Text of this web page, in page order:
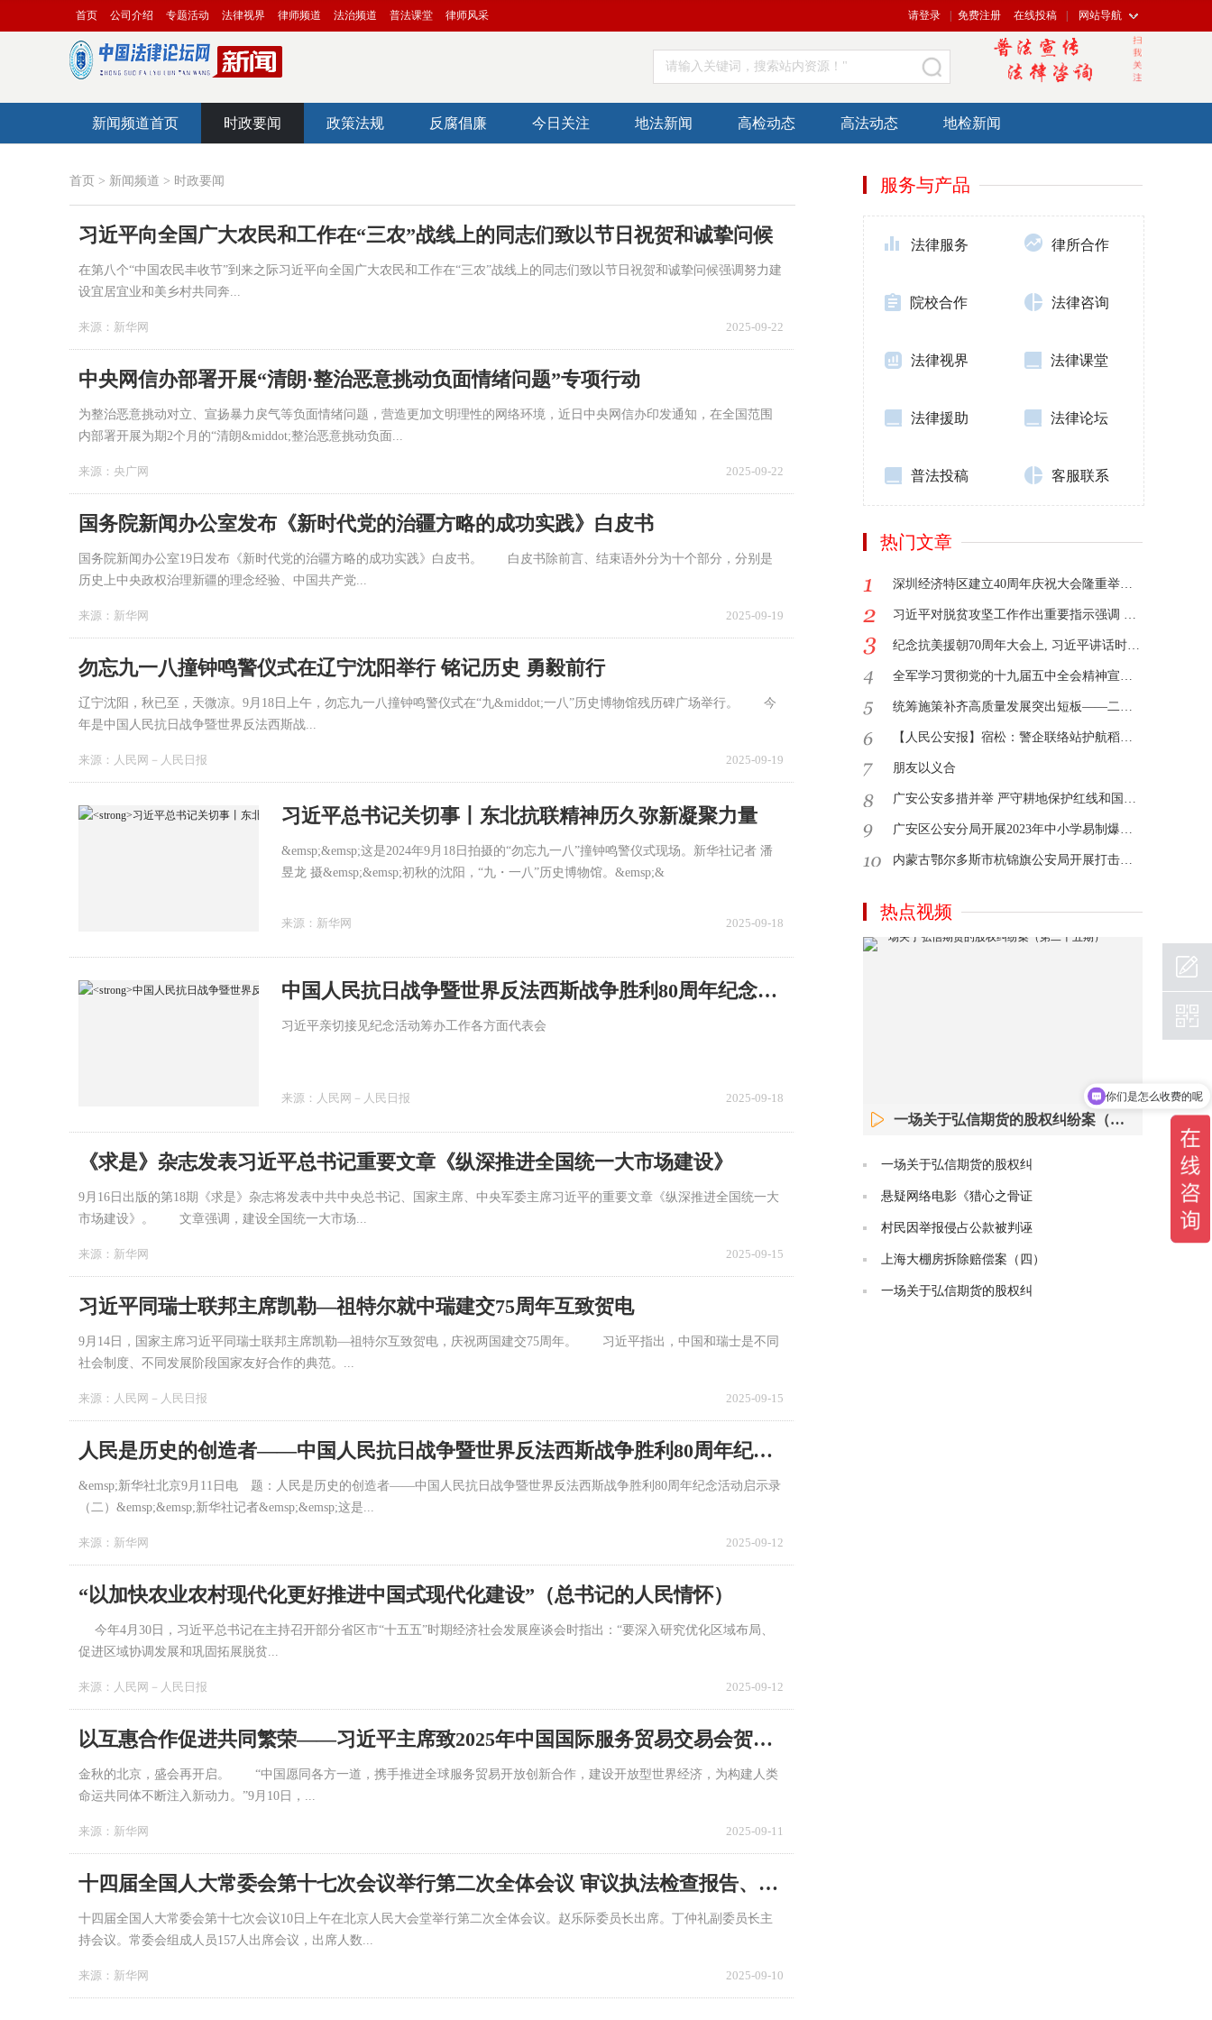
首页 公司介绍 专题活动 法律视界 律师频道 法治频道 普法课堂 律师风采 请登录 免费注册 在线投稿 网站导航
请输入关键词，搜索站内资源！"
新闻频道首页 时政要闻 政策法规 反腐倡廉 今日关注 地法新闻 高检动态 高法动态 地检新闻
首页 > 新闻频道 > 时政要闻
习近平向全国广大农民和工作在“三农”战线上的同志们致以节日祝贺和诚挚问候
在第八个“中国农民丰收节”到来之际习近平向全国广大农民和工作在“三农”战线上的同志们致以节日祝贺和诚挚问候强调努力建
设宜居宜业和美乡村共同奔...
来源： 新华网 2025-09-22
中央网信办部署开展“清朗·整治恶意挑动负面情绪问题”专项行动
为整治恶意挑动对立、宣扬暴力戾气等负面情绪问题，营造更加文明理性的网络环境，近日中央网信办印发通知，在全国范围
内部署开展为期2个月的“清朗&middot;整治恶意挑动负面...
来源： 央广网 2025-09-22
国务院新闻办公室发布《新时代党的治疆方略的成功实践》白皮书
国务院新闻办公室19日发布《新时代党的治疆方略的成功实践》白皮书。 白皮书除前言、结束语外分为十个部分，分别是
历史上中央政权治理新疆的理念经验、中国共产党...
来源： 新华网 2025-09-19
勿忘九一八撞钟鸣警仪式在辽宁沈阳举行 铭记历史 勇毅前行
辽宁沈阳，秋已至，天微凉。9月18日上午，勿忘九一八撞钟鸣警仪式在“九&middot;一八”历史博物馆残历碑广场举行。 今
年是中国人民抗日战争暨世界反法西斯战...
来源： 人民网－人民日报 2025-09-19
习近平总书记关切事丨东北抗联精神历久弥新凝聚力量
&emsp;&emsp;这是2024年9月18日拍摄的“勿忘九一八”撞钟鸣警仪式现场。新华社记者 潘
昱龙 摄&emsp;&emsp;初秋的沈阳，“九・一八”历史博物馆。&emsp;&
来源： 新华网 2025-09-18
中国人民抗日战争暨世界反法西斯战争胜利80周年纪念活动总结会议在京举行
习近平亲切接见纪念活动筹办工作各方面代表会
来源： 人民网－人民日报 2025-09-18
《求是》杂志发表习近平总书记重要文章《纵深推进全国统一大市场建设》
9月16日出版的第18期《求是》杂志将发表中共中央总书记、国家主席、中央军委主席习近平的重要文章《纵深推进全国统一大
市场建设》。 文章强调，建设全国统一大市场...
来源： 新华网 2025-09-15
习近平同瑞士联邦主席凯勒—祖特尔就中瑞建交75周年互致贺电
9月14日，国家主席习近平同瑞士联邦主席凯勒—祖特尔互致贺电，庆祝两国建交75周年。 习近平指出，中国和瑞士是不同
社会制度、不同发展阶段国家友好合作的典范。...
来源： 人民网－人民日报 2025-09-15
人民是历史的创造者——中国人民抗日战争暨世界反法西斯战争胜利80周年纪念活动启示录（二）
&emsp;新华社北京9月11日电 题：人民是历史的创造者——中国人民抗日战争暨世界反法西斯战争胜利80周年纪念活动启示录
（二）&emsp;&emsp;新华社记者&emsp;&emsp;这是...
来源： 新华网 2025-09-12
“以加快农业农村现代化更好推进中国式现代化建设”（总书记的人民情怀）
今年4月30日，习近平总书记在主持召开部分省区市“十五五”时期经济社会发展座谈会时指出：“要深入研究优化区域布局、
促进区域协调发展和巩固拓展脱贫...
来源： 人民网－人民日报 2025-09-12
以互惠合作促进共同繁荣——习近平主席致2025年中国国际服务贸易交易会贺信凝聚开放共赢信心和力量
金秋的北京，盛会再开启。 “中国愿同各方一道，携手推进全球服务贸易开放创新合作，建设开放型世界经济，为构建人类
命运共同体不断注入新动力。”9月10日，...
来源： 新华网 2025-09-11
十四届全国人大常委会第十七次会议举行第二次全体会议 审议执法检查报告、专项工作报告等 赵乐际出席会议
十四届全国人大常委会第十七次会议10日上午在北京人民大会堂举行第二次全体会议。赵乐际委员长出席。丁仲礼副委员长主
持会议。常委会组成人员157人出席会议，出席人数...
来源： 新华网 2025-09-10
服务与产品
法律服务 律所合作
院校合作 法律咨询
法律视界 法律课堂
法律援助 法律论坛
普法投稿 客服联系
热门文章
深圳经济特区建立40周年庆祝大会隆重举行 习近平发表重要讲话 韩正出席
习近平对脱贫攻坚工作作出重要指示强调 善始善终 善作善成 不获全胜决不收兵 李克强作出批示
纪念抗美援朝70周年大会上, 习近平讲话时的掌声因何响起
全军学习贯彻党的十九届五中全会精神宣讲团首场报告会举行
统筹施策补齐高质量发展突出短板——二论深入学习贯彻省委十二届五次全会精神
【人民公安报】宿松：警企联络站护航稻虾产业
朋友以义合
广安公安多措并举 严守耕地保护红线和国家粮食安全底线
广安区公安分局开展2023年中小学易制爆、剧毒危险化学品管理专项培训会
内蒙古鄂尔多斯市杭锦旗公安局开展打击治理跨境赌博宣传活动
热点视频
一场关于弘信期货的股权纠纷案（第二十五期）
一场关于弘信期货的股权纠
悬疑网络电影《猎心之骨证
村民因举报侵占公款被判诬
上海大棚房拆除赔偿案（四）
一场关于弘信期货的股权纠
你们是怎么收费的呢
可以先咨询您吗